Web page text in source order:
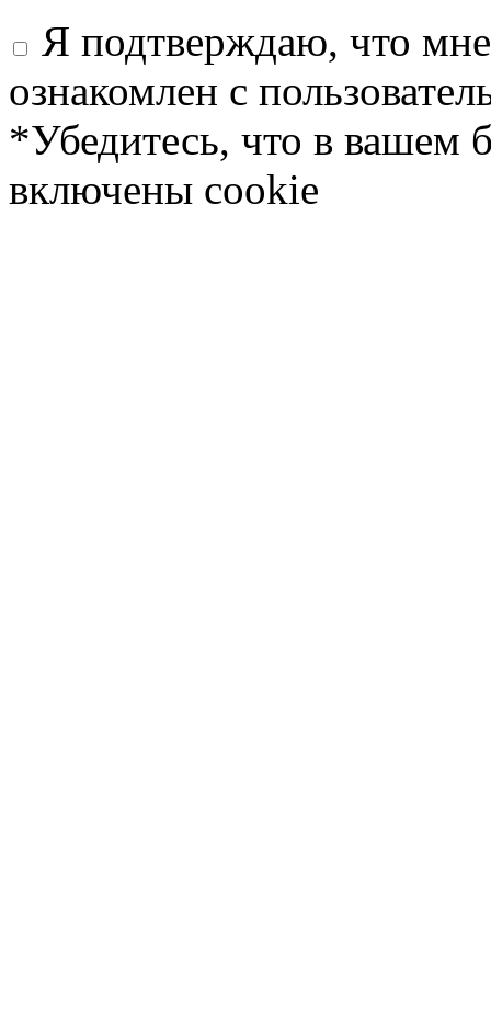
Я подтверждаю, что
ознакомлен с
*Убедитесь, что в вашем
включены cookie